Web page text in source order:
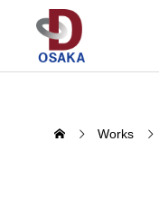
Works